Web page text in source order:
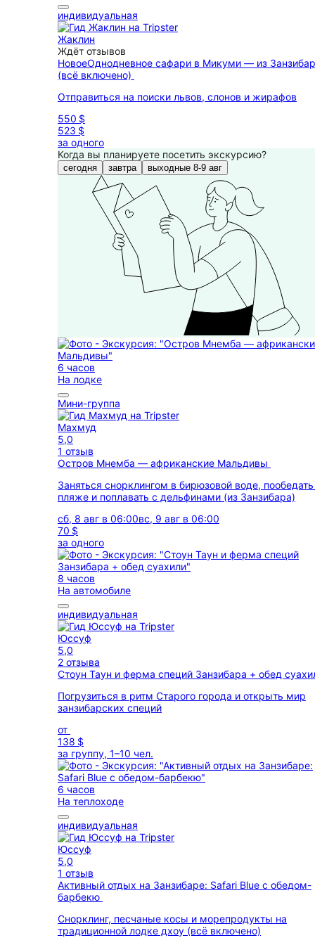
индивидуальная
Жаклин
Ждёт отзывов
НовоеОднодневное сафари в Микуми — из
(всё включено)
Отправиться на поиски львов, слонов и жирафов
550 $
523 $
за одного
Когда вы планируете посетить экскурсию?
сегодня завтра выходные 8-9 авг
6 часов
На лодке
Мини-группа
Махмуд
5,0
1 отзыв
Остров Мнемба — африканские Мальдивы
Заняться снорклингом в бирюзовой воде,
пляже и поплавать с дельфинами (из Занзибара)
сб, 8 авг в 06:00вс, 9 авг в 06:00
70 $
за одного
8 часов
На автомобиле
индивидуальная
Юссуф
5,0
2 отзыва
Стоун Таун и ферма специй Занзибара + обед
Погрузиться в ритм Старого города и открыть мир
занзибарских специй
от
138 $
за группу, 1–10 чел.
6 часов
На теплоходе
индивидуальная
Юссуф
5,0
1 отзыв
Активный отдых на Занзибаре: Safari Blue с обедом-
барбекю
Снорклинг, песчаные косы и морепродукты на
традиционной лодке дхоу (всё включено)